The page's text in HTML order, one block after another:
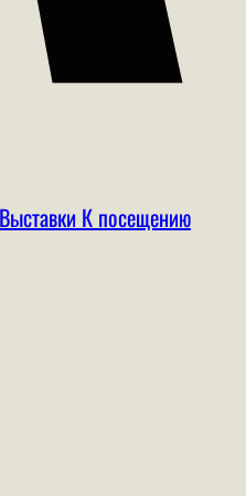
Выставки К посещению